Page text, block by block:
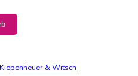
& Witsch